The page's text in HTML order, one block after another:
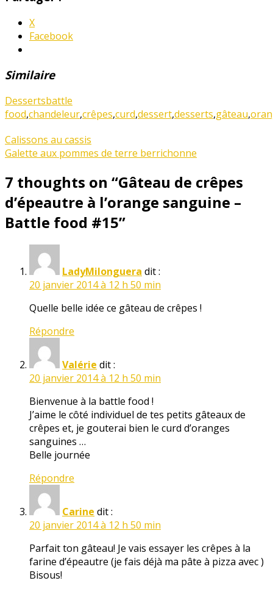
X
Facebook
Similaire
Dessertsbattle
food,chandeleur,crêpes,curd,dessert,desserts,gâteau,
Calissons au cassis
Galette aux pommes de terre berrichonne
7 thoughts on “Gâteau de crêpes
d’épeautre à l’orange sanguine –
Battle food #15”
LadyMilonguera dit :
20 janvier 2014 à 12 h 50 min
Quelle belle idée ce gâteau de crêpes !
Répondre
Valérie dit :
20 janvier 2014 à 12 h 50 min
Bienvenue à la battle food !
J’aime le côté individuel de tes petits gâteaux de
crêpes et, je gouterai bien le curd d’oranges
sanguines …
Belle journée
Répondre
Carine dit :
20 janvier 2014 à 12 h 50 min
Parfait ton gâteau! Je vais essayer les crêpes à la
farine d’épeautre (je fais déjà ma pâte à pizza avec )
Bisous!